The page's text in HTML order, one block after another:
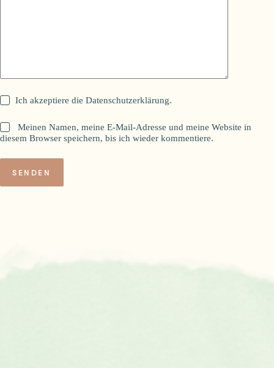
Ich akzeptiere dieDatenschutzerklärung.
Meinen Namen, meine E-Mail-Adresse und meine Website in
diesem Browser speichern, bis ich wieder kommentiere.
SENDEN